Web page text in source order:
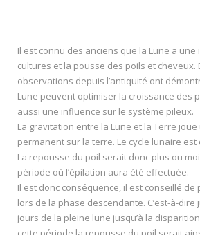
Il est connu des anciens que la Lune a
cultures et la pousse des poils et cheveux.
observations depuis l’antiquité ont
Lune peuvent optimiser la croissance des
aussi une influence sur le système pileux.
La gravitation entre la Lune et la Terre
permanent sur la terre. Le cycle lunaire est
La repousse du poil serait donc plus ou
période où l’épilation aura été effectuée.
Il est donc conséquence, il est conseillé de
lors de la phase descendante. C’est-à-
jours de la pleine lune jusqu’à la